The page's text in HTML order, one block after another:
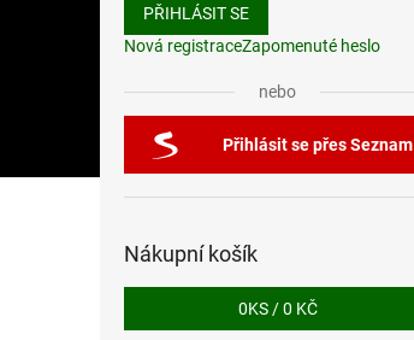
PŘIHLÁSIT SE
Nová registraceZapomenuté heslo
nebo
Přihlásit se přes Seznam
Nákupní košík
0KS /0 KČ